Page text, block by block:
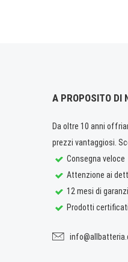
A PROPOSITO DI
Da oltre 10 anni
prezzi vantaggiosi.
Consegna veloce
Attenzione ai
12 mesi di
Prodotti